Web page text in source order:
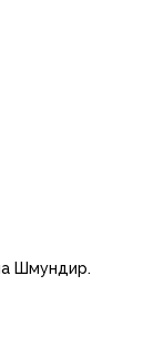
Шмундир.